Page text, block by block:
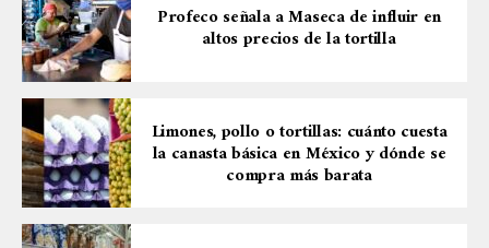
Profeco señala a Maseca de influir en
altos precios de la tortilla
Limones, pollo o tortillas: cuánto cuesta
la canasta básica en México y dónde se
compra más barata